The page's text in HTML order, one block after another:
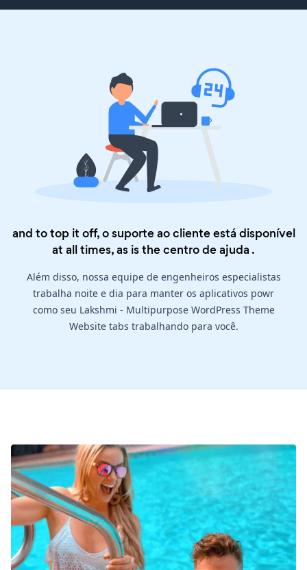
and to top it off, o suporte ao cliente está disponível
at all times, as is thecentro de ajuda .
Além disso, nossa equipe de engenheiros especialistas
trabalha noite e dia para manter os aplicativos powr
como seu Lakshmi - Multipurpose WordPress Theme
Website tabs trabalhando para você.